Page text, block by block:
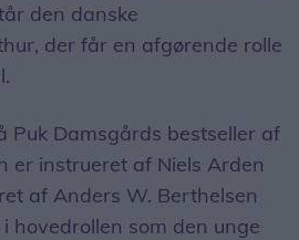
den danske
der får en afgørende rolle
Puk Damsgårds bestseller af
er instrueret af Niels Arden
af Anders W. Berthelsen
hovedrollen som den unge